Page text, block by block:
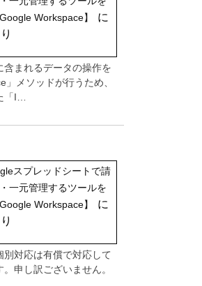
Workspace】
に
含まれるデータの操作を
」メソッドが行うため、
「I…
スプレッドシートで請
一元管理するツールを
Workspace】
に
別対応は有償で対応して
。申し訳ございません。